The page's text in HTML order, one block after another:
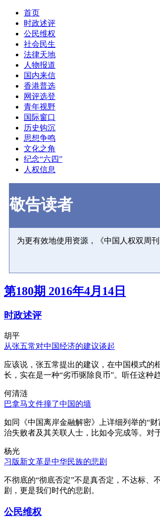
首页
时政述评
公民维权
社会民生
法律天地
人物报道
国内来信
香港普选
网评选登
青年视野
国际窗口
历史钩沉
思想争鸣
文化之角
纪念“六四”
人权信息
敬告读者
为更有效地使用资源，《中国人权双周
第180期 2016年4月14日
时政述评
胡平
从张五常对中国经济的建议谈起
应该说，张五常提出的建议，在中国模式的
长，实在是一种“劣币驱除良币”。听任这种
何清涟
巴拿马文件撞了中国的墙
如同《中国离岸金融解密》上详细列举的“
治失败者及其关联人士，比如令完成等。对
杨光
习版新文革是中华民族的悲剧
不彻底的“彻底否定”不是真否定，不达标、
剧，更是我们时代的悲剧。
公民维权